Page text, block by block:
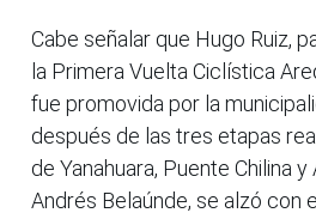
Cabe señalar que Hugo Ruiz,
la Primera Vuelta Ciclística
fue promovida por la
después de las tres etapas
de Yanahuara, Puente Chilina
Andrés Belaúnde, se alzó con